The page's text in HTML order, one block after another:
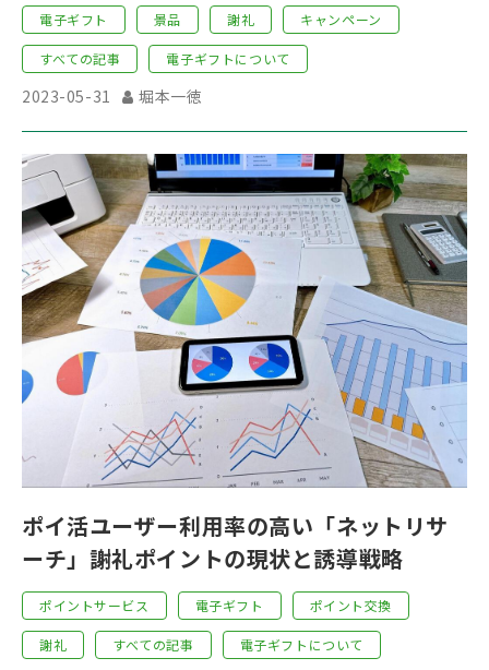
電子ギフト 景品 謝礼 キャンペーン
すべての記事 電子ギフトについて
2023-05-31 堀本一徳
ポイ活ユーザー利用率の高い「ネットリサ
ーチ」謝礼ポイントの現状と誘導戦略
ポイントサービス 電子ギフト ポイント交換
謝礼 すべての記事 電子ギフトについて